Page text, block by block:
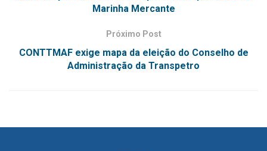
Marinha Mercante
Próximo Post
CONTTMAF exige mapa da eleição do Conselho de
Administração da Transpetro